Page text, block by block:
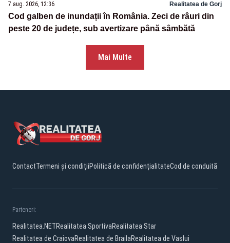
7 aug. 2026, 12:36 Realitatea de Gorj
Cod galben de inundații în România. Zeci de râuri din
peste 20 de județe, sub avertizare până sâmbătă
Mai Multe
ContactTermeni și condițiiPolitică de confidențialitateCod de conduită
Parteneri:
Realitatea.NETRealitatea SportivaRealitatea Star
Realitatea de CraiovaRealitatea de BrailaRealitatea de Vaslui